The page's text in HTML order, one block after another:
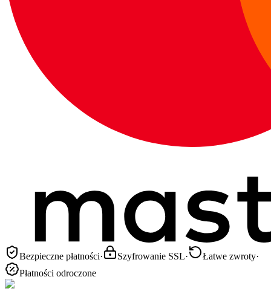
Bezpieczne płatności· Szyfrowanie SSL· Łatwe zwroty·
Płatności odroczone